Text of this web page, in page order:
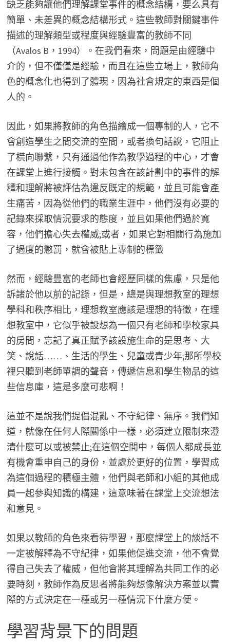
缺乏能夠讓他們理解課堂事件的概念結構，要么具有
簡單、未差異的概念結構形式。這些教師對關鍵事件
描述的理解類型或程度與經驗豐富的教師不同
（Avalos B，1994）。在我們看來，問題是由經驗中
介的，但不僅僅是經驗，而且在這些立場上，教師角
色的概念化也得到了體現，因為社會規定的東西是個
人的。
因此，如果將教師的角色描繪成一個專制的人，它不
會創造學生之間交流的空間，或者換句話說，它阻止
了橫向聯繫，只有通過他作為教學過程的中心，才會
在課堂上進行接觸。對未包含在該計劃中的事件的解
釋和理解將被評估為違反既定的規範，並且可能會產
生痛苦，因為從他們的職業生涯中，他們沒有必要的
記錄來採取情況要求的態度，並且如果他們過於寬
容，他們擔心失去權威;或者，如果它對相關行為施加
了過度的懲罰，就會被貼上專制的標籤
然而，經驗豐富的老師也會經歷同樣的焦慮，只是他
訴諸於他以前的記錄，但是，總是與理想教室的理想
學科和秩序相比，理想教室應該是理想的特徵，在理
想教室中，它似乎被設想為一個只有老師和學校家具
的房間，忘記了真正賦予該設施生命的是思考、大
笑、說話……、生活的學生、兒童或青少年;那所學校
裡只聽到老師單調的聲音，傳遞信息和學生物品的這
些信息庫，這是多麼可悲啊！
這並不是說我們提倡混亂、不守紀律、無序。我們知
道，就像在任何人際關係中一樣，必須建立限制來澄
清什麼可以或被禁止;在這個空間中，每個人都成長並
有機會重申自己的身份，並處於更好的位置，學習成
為這個過程的積極主體，他們與老師和小組的其他成
員一起參與知識的構建，這意味著在課堂上交流想法
和意見。
如果以教師的角色來看待學習，那麼課堂上的談話不
一定被解釋為不守紀律，如果他促進交流，他不會覺
得自己失去了權威，但他會將其理解為共同工作的必
要時刻，教師作為反思者將能夠想像解決方案並以實
際的方式決定在一種或另一種情況下什麼方便。
學習背景下的問題